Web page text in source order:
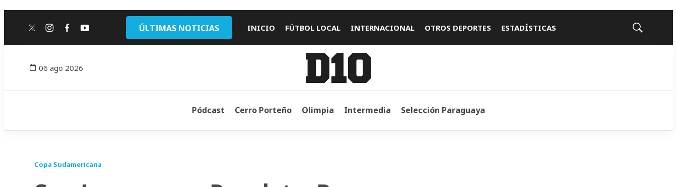
twitterinstagram
facebook
youtube ÚLTIMAS NOTICIAS INICIO FÚTBOL LOCAL INTERNACIONAL OTROS DEPORTES ESTADÍSTICAS
Mostrar
06 ago 2026
Pódcast Cerro Porteño Olimpia Intermedia Selección Paraguaya
Copa Sudamericana